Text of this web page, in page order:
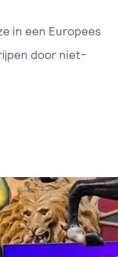
in een Europees
door niet-